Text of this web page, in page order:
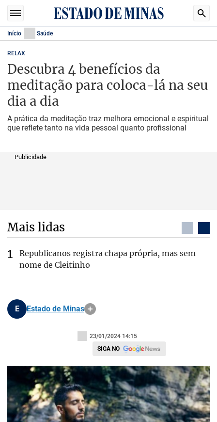
Início Saúde
RELAX
Descubra 4 benefícios da
meditação para coloca-lá na seu
dia a dia
A prática da meditação traz melhora emocional e espiritual
que reflete tanto na vida pessoal quanto profissional
Publicidade
Mais lidas
Republicanos registra chapa própria, mas sem
nome de Cleitinho
E Estado de Minas
23/01/2024 14:15
SIGA NO